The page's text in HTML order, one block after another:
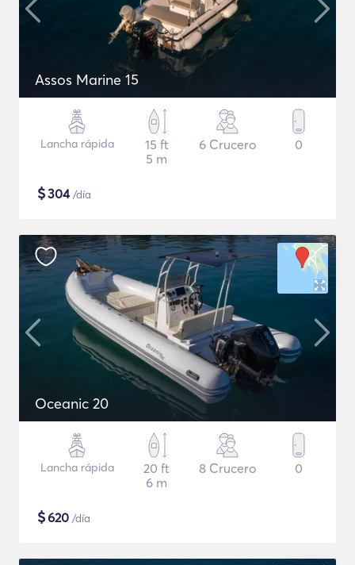
Assos Marine 15
Lancha rápida
15 ft
5 m
6 Crucero 0
$304/día
Oceanic 20
Lancha rápida
20 ft
6 m
8 Crucero 0
$620 /día